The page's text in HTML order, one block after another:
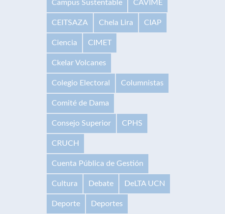
Campus Sustentable CAVIME
CEITSAZA Chela Lira CIAP
Ciencia CIMET
Ckelar Volcanes
Colegio Electoral Columnistas
Comité de Dama
Consejo Superior CPHS
CRUCH
Cuenta Pública de Gestión
Cultura Debate DeLTA UCN
Deporte Deportes